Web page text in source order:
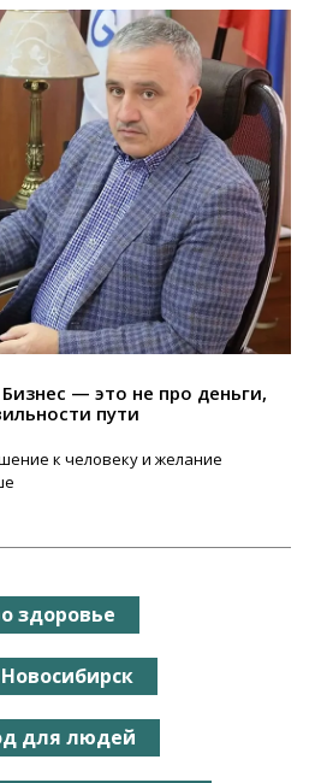
— это не про деньги,
пути
к человеку и желание
здоровье
для людей